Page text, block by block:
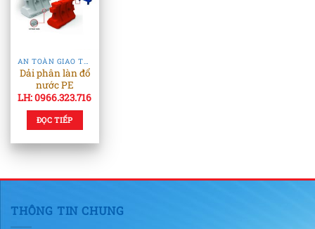
AN TOÀN GIAO THÔNG
Dải phân làn đổ
nước PE
LH: 0966.323.716
ĐỌC TIẾP
THÔNG TIN CHUNG